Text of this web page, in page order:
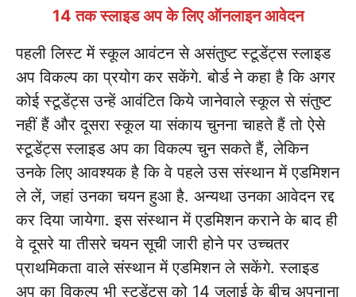
14 तक स्लाइड अप के लिए ऑनलाइन आवेदन
पहली लिस्ट में स्कूल आवंटन से असंतुष्ट स्टूडेंट्स स्लाइड
अप विकल्प का प्रयोग कर सकेंगे. बोर्ड ने कहा है कि अगर
कोई स्टूडेंट्स उन्हें आवंटित किये जानेवाले स्कूल से संतुष्ट
नहीं हैं और दूसरा स्कूल या संकाय चुनना चाहते हैं तो ऐसे
स्टूडेंट्स स्लाइड अप का विकल्प चुन सकते हैं, लेकिन
उनके लिए आवश्यक है कि वे पहले उस संस्थान में एडमिशन
ले लें, जहां उनका चयन हुआ है. अन्यथा उनका आवेदन रद्द
कर दिया जायेगा. इस संस्थान में एडमिशन कराने के बाद ही
वे दूसरे या तीसरे चयन सूची जारी होने पर उच्चतर
प्राथमिकता वाले संस्थान में एडमिशन ले सकेंगे. स्लाइड
अप का विकल्प भी स्टूडेंट्स को 14 जुलाई के बीच अपनाना